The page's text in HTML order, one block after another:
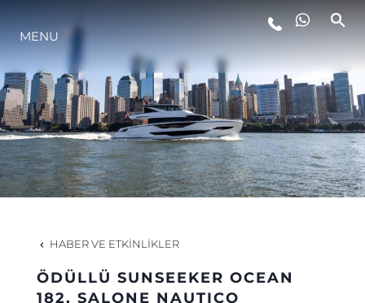
YAŞAM ŞEKLİ
YENILIK
ŞİRKET
MİRAS
MENU
HABER VE ETKINLIKLER
ÖDÜLLÜ SUNSEEKER OCEAN
182, SALONE NAUTICO